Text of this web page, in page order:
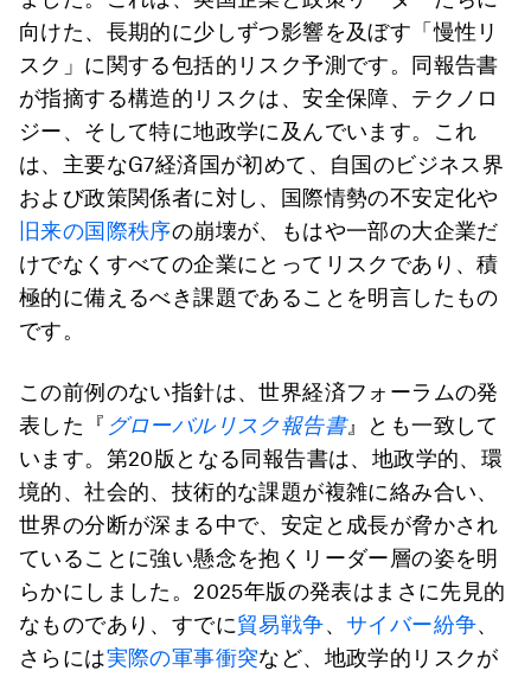
向けた、長期的に少しずつ影響を及ぼす「慢性リ
スク」に関する包括的リスク予測です。同報告書
が指摘する構造的リスクは、安全保障、テクノロ
ジー、そして特に地政学に及んでいます。これ
は、主要なG7経済国が初めて、自国のビジネス界
および政策関係者に対し、国際情勢の不安定化や
旧来の国際秩序の崩壊が、もはや一部の大企業だ
けでなくすべての企業にとってリスクであり、積
極的に備えるべき課題であることを明言したもの
です。
この前例のない指針は、世界経済フォーラムの発
表した『 グローバルリスク報告書』とも一致して
います。第20版となる同報告書は、地政学的、環
境的、社会的、技術的な課題が複雑に絡み合い、
世界の分断が深まる中で、安定と成長が脅かされ
ていることに強い懸念を抱くリーダー層の姿を明
らかにしました。2025年版の発表はまさに先見的
なものであり、すでに貿易戦争、サイバー紛争、
さらには実際の軍事衝突など、地政学的リスクが